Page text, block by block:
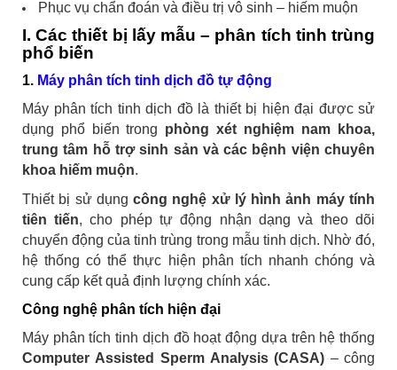
Phục vụ chẩn đoán và điều trị vô sinh – hiếm muộn
I. Các thiết bị lấy mẫu – phân tích tinh trùng
phổ biến
1. Máy phân tích tinh dịch đồ tự động
Máy phân tích tinh dịch đồ là thiết bị hiện đại được sử
dụng phổ biến trong phòng xét nghiệm nam khoa,
trung tâm hỗ trợ sinh sản và các bệnh viện chuyên
khoa hiếm muộn.
Thiết bị sử dụng công nghệ xử lý hình ảnh máy tính
tiên tiến, cho phép tự động nhận dạng và theo dõi
chuyển động của tinh trùng trong mẫu tinh dịch. Nhờ đó,
hệ thống có thể thực hiện phân tích nhanh chóng và
cung cấp kết quả định lượng chính xác.
Công nghệ phân tích hiện đại
Máy phân tích tinh dịch đồ hoạt động dựa trên hệ thống
Computer Assisted Sperm Analysis (CASA) – công